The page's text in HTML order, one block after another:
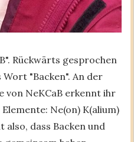
Rückwärts gesprochen
"Backen". An der
von NeKCaB erkennt ihr
Ne(on) K(alium)
also, dass Backen und